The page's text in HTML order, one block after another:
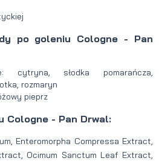
po goleniu Cologne - Pan
cytryna, słodka pomarańcza,
rozmaryn
pieprz
Cologne - Pan Drwal:
Enteromorpha Compressa Extract,
Ocimum Sanctum Leaf Extract,